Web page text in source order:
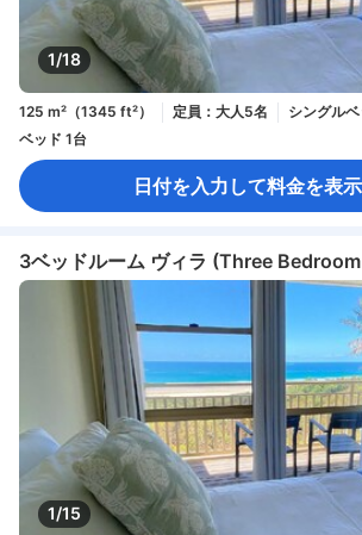
1/18
125 m²（1345 ft²） 定員：大人5名
シングル
ベッド 1台
日付を入力して料金を表
3ベッドルーム ヴィラ (Three
1/15